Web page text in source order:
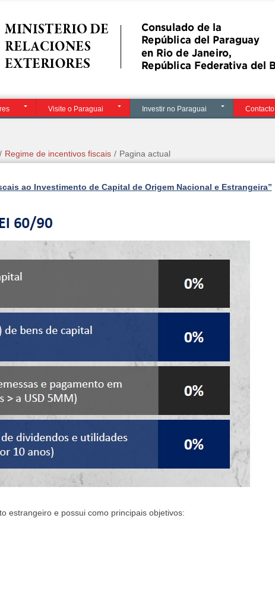
Visite o Paraguai Investir no Paraguai Contacto
/ Regime de incentivos fiscais / Pagina actual
ao Investimento de Capital de Origem Nacional e Estrangeira”
estrangeiro e possui como principais objetivos: